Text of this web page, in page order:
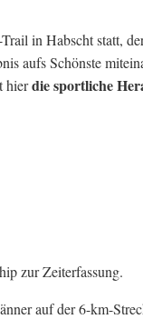
in Habscht statt,
aufs Schönste
hierdie sportliche
zur Zeiterfassung.
auf der 6-km-